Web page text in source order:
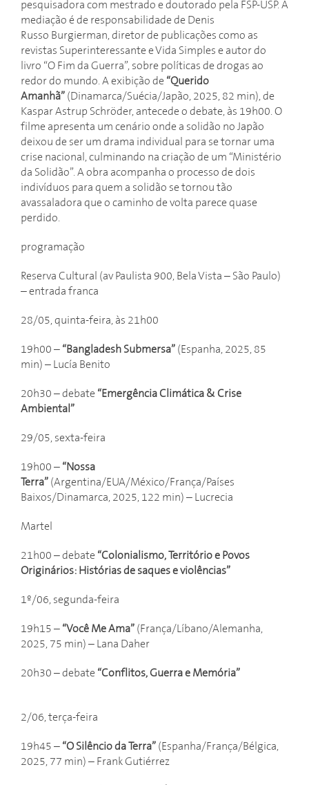
pesquisadora com mestrado e doutorado pela FSP-USP. A
mediação é de responsabilidade de Denis
Russo Burgierman, diretor de publicações como as
revistas Superinteressante e Vida Simples e autor do
livro “O Fim da Guerra”, sobre políticas de drogas ao
redor do mundo. A exibição de “Querido
Amanhã” (Dinamarca/Suécia/Japão, 2025, 82 min), de
Kaspar Astrup Schröder, antecede o debate, às 19h00. O
filme apresenta um cenário onde a solidão no Japão
deixou de ser um drama individual para se tornar uma
crise nacional, culminando na criação de um “Ministério
da Solidão”. A obra acompanha o processo de dois
indivíduos para quem a solidão se tornou tão
avassaladora que o caminho de volta parece quase
perdido.
programação
Reserva Cultural (av Paulista 900, Bela Vista – São Paulo)
– entrada franca
28/05, quinta-feira, às 21h00
19h00 – “Bangladesh Submersa” (Espanha, 2025, 85
min) – Lucía Benito
20h30 – debate “Emergência Climática & Crise
Ambiental”
29/05, sexta-feira
19h00 – “Nossa
Terra” (Argentina/EUA/México/França/Países
Baixos/Dinamarca, 2025, 122 min) – Lucrecia
Martel
21h00 – debate “Colonialismo, Território e Povos
Originários: Histórias de saques e violências”
1º/06, segunda-feira
19h15 – “Você Me Ama” (França/Líbano/Alemanha,
2025, 75 min) – Lana Daher
20h30 –debate “Conflitos, Guerra e Memória”
2/06, terça-feira
19h45 – “O Silêncio da Terra” (Espanha/França/Bélgica,
2025, 77 min) – Frank Gutiérrez